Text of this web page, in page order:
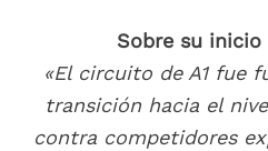
Sobre su inicio
«El circuito de A1 fue
transición hacia el
contra competidores